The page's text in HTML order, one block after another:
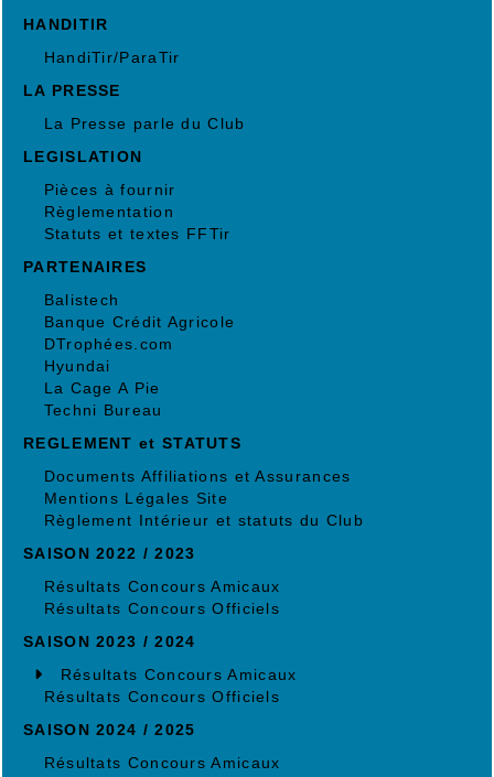
HANDITIR
HandiTir/ParaTir
LA PRESSE
La Presse parle du Club
LEGISLATION
Pièces à fournir
Règlementation
Statuts et textes FFTir
PARTENAIRES
Balistech
Banque Crédit Agricole
DTrophées.com
Hyundai
La Cage A Pie
Techni Bureau
REGLEMENT et STATUTS
Documents Affiliations et Assurances
Mentions Légales Site
Règlement Intérieur et statuts du Club
SAISON 2022 / 2023
Résultats Concours Amicaux
Résultats Concours Officiels
SAISON 2023 / 2024
Résultats Concours Amicaux
Résultats Concours Officiels
SAISON 2024 / 2025
Résultats Concours Amicaux